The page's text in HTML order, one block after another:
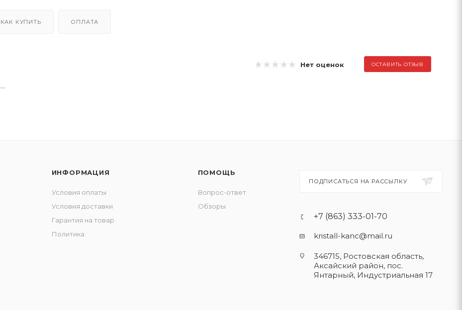
КАК КУПИТЬ ОПЛАТА
Нет оценок ОСТАВИТЬ ОТЗЫВ
ИНФОРМАЦИЯ
Условия оплаты
Условия доставки
Гарантия на товар
Политика
ПОМОЩЬ
Вопрос-ответ
Обзоры
ПОДПИСАТЬСЯ НА РАССЫЛКУ
+7 (863) 333-01-70
kristall-kanc@mail.ru
346715, Ростовская область​,
Аксайский район, пос.
Янтарный, Индустриальная 17